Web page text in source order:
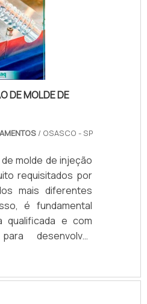
DE MOLDE DE
/ OSASCO - SP
molde de injeção
requisitados por
mais diferentes
é fundamental
qualificada e com
desenvolver
que consigam
de injeção
uma vez que